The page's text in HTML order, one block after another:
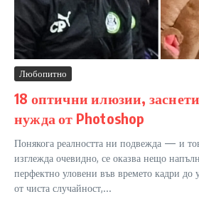
Любопитно
18 оптични илюзии,
нужда от Photoshop
Понякога реалността ни подвежда — и
изглежда очевидно, се оказва нещо
перфектно уловени във времето кадри
от чиста случайност,...